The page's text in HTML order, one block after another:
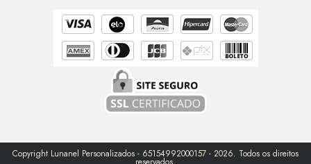
Copyright Lunanel Personalizados - 65154992000157 - 2026. Todos os direitos